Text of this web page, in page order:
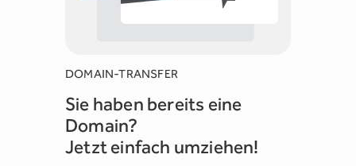
DOMAIN-TRANSFER
Sie haben bereits eine
Domain?
Jetzt einfach umziehen!